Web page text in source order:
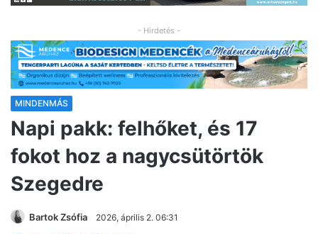
- Hirdetés -
MINDENMÁS
Napi pakk: felhőket, és 17
fokot hoz a nagycsütörtök
Szegedre
Bartok Zsófia 2026, április 2. 06:31